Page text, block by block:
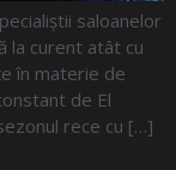
saloanelor
la curent atât cu
în materie de
de El
rece cu […]